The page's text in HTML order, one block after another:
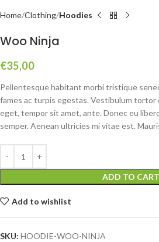
Home Clothing Hoodies
Woo Ninja
€35,00
Pellentesque habitant morbi tristique
fames ac turpis egestas. Vestibulum tortor
eget, tempor sit amet, ante. Donec eu
semper. Aenean ultricies mi vitae est.
ADD TO CART
Add to wishlist
SKU: HOODIE-WOO-NINJA